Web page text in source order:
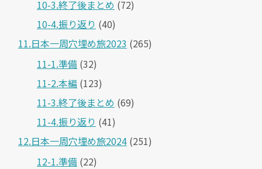
10-3.終了後まとめ (72)
10-4.振り返り (40)
11.日本一周穴埋め旅2023 (265)
11-1.準備 (32)
11-2.本編 (123)
11-3.終了後まとめ (69)
11-4.振り返り (41)
12.日本一周穴埋め旅2024 (251)
12-1.準備 (22)